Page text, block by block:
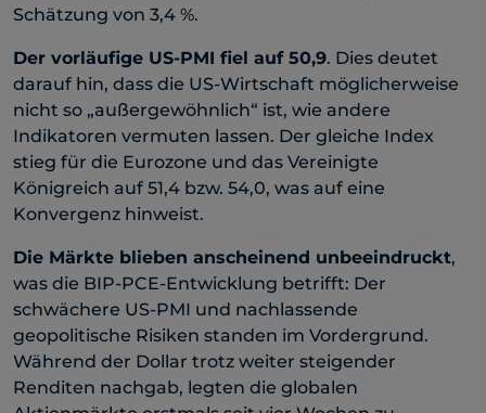
Schätzung von 3,4 %.
Der vorläufige US-PMI fiel auf 50,9. Dies deutet
darauf hin, dass die US-Wirtschaft möglicherweise
nicht so „außergewöhnlich“ ist, wie andere
Indikatoren vermuten lassen. Der gleiche Index
stieg für die Eurozone und das Vereinigte
Königreich auf 51,4 bzw. 54,0, was auf eine
Konvergenz hinweist.
Die Märkte blieben anscheinend unbeeindruckt,
was die BIP-PCE-Entwicklung betrifft: Der
schwächere US-PMI und nachlassende
geopolitische Risiken standen im Vordergrund.
Während der Dollar trotz weiter steigender
Renditen nachgab, legten die globalen